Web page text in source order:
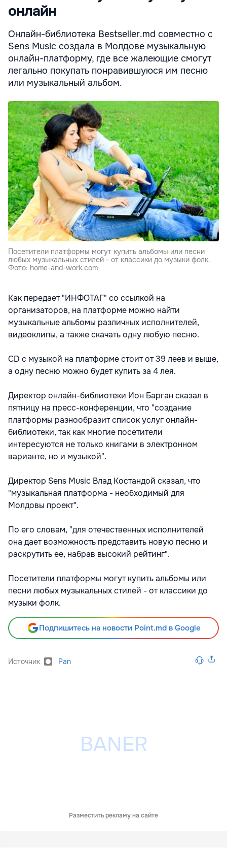
онлайн
Онлайн-библиотека Bestseller.md совместно с
Sens Music создала в Молдове музыкальную
онлайн-платформу, где все жалеющие смогут
легально покупать понравившуюся им песню
или музыкальный альбом.
Посетители платформы могут купить альбомы или песни
любых музыкальных стилей - от классики до музыки фолк.
Фото: home-and-work.com
Как передает "ИНФОТАГ" со ссылкой на
организаторов, на платформе можно найти
музыкальные альбомы различных исполнителей,
видеоклипы, а также скачать одну любую песню.
CD с музыкой на платформе стоит от 39 леев и выше,
а одну песню можно будет купить за 4 лея.
Директор онлайн-библиотеки Ион Барган сказал в
пятницу на пресс-конференции, что "создание
платформы разнообразит список услуг онлайн-
библиотеки, так как многие посетители
интересуются не только книгами в электронном
варианте, но и музыкой".
Директор Sens Music Влад Костандой сказал, что
"музыкальная платформа - необходимый для
Молдовы проект".
По его словам, "для отечественных исполнителей
она дает возможность представить новую песню и
раскрутить ее, набрав высокий рейтинг".
Посетители платформы могут купить альбомы или
песни любых музыкальных стилей - от классики до
музыки фолк.
Подпишитесь на новости Point.md в Google
Источник Pan
Разместить рекламу на сайте